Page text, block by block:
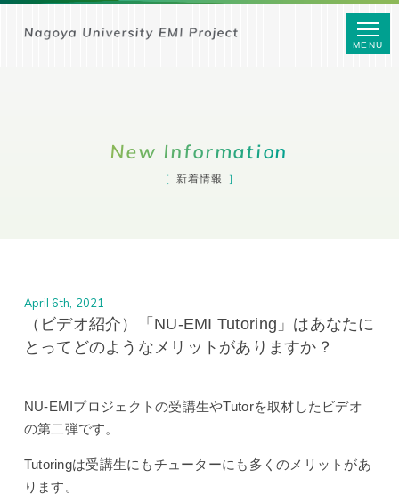
New Information
新着情報
April 6th, 2021
（ビデオ紹介）「NU-EMI Tutoring」はあなたに
とってどのようなメリットがありますか？
NU-EMIプロジェクトの受講生やTutorを取材したビデオ
の第二弾です。
Tutoringは受講生にもチューターにも多くのメリットがあ
ります。
MENU